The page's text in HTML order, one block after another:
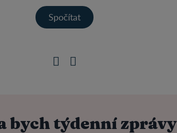
bych týdenní zprávy